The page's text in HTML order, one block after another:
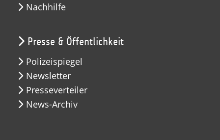
Nachhilfe
Presse & Öffentlichkeit
Polizeispiegel
Newsletter
Presseverteiler
News-Archiv